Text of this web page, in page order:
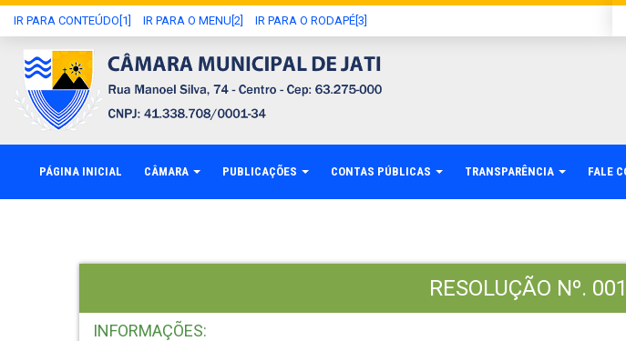
IR PARA CONTEÚDO[1] IR PARA O MENU[2] IR PARA O RODAPÉ[3]
PÁGINA INICIAL CÂMARA PUBLICAÇÕES CONTAS PÚBLICAS TRANSPARÊNCIA FALE
RESOLUÇÃO Nº.
INFORMAÇÕES: